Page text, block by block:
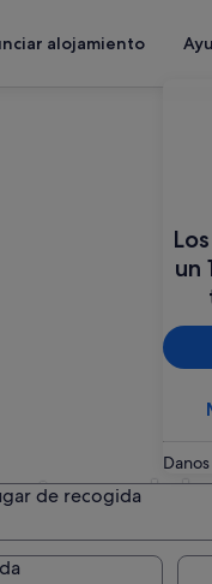
alojamiento
un
en
de recogida
de recogida